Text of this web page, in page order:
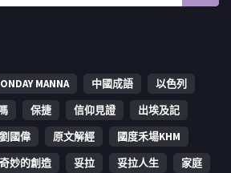
MANNA 中國成語
以色列
保捷 信仰見證
出埃及記
劉國偉 原文解經
國度禾場KHM
奇妙的創造 妥拉 妥拉人生
家庭